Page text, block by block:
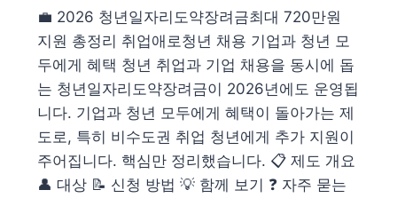
💼 2026 청년일자리도약장려금최대 720만원
지원 총정리 취업애로청년 채용 기업과 청년 모
두에게 혜택 청년 취업과 기업 채용을 동시에 돕
는 청년일자리도약장려금이 2026년에도 운영됩
니다. 기업과 청년 모두에게 혜택이 돌아가는 제
도로, 특히 비수도권 취업 청년에게 추가 지원이
주어집니다. 핵심만 정리했습니다. 📋 제도 개요
👤 대상 📝 신청 방법 💡 함께 보기 ❓ 자주 묻는